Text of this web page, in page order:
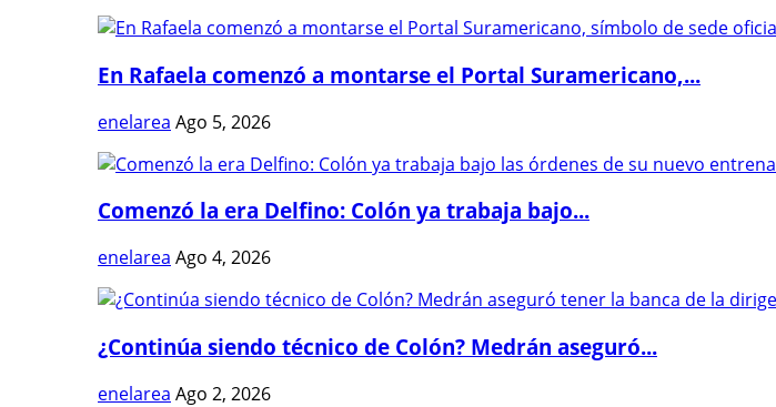
En Rafaela comenzó a montarse el Portal Suramericano,...
enelarea Ago 5, 2026
Comenzó la era Delfino: Colón ya trabaja bajo...
enelarea Ago 4, 2026
¿Continúa siendo técnico de Colón? Medrán aseguró...
enelarea Ago 2, 2026